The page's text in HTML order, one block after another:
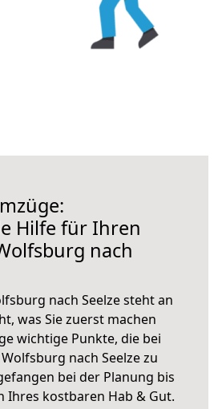
Hilfe für Ihren
nach
nach Seelze steht an
was Sie zuerst machen
wichtige Punkte, die bei
nach Seelze zu
bei der Planung bis
Ihres kostbaren Hab & Gut.